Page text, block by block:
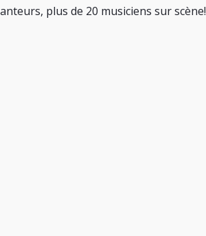
plus de 20 musiciens sur scène!